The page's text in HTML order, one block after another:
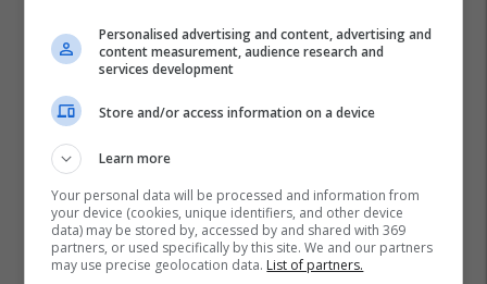
Personalised advertising and content, advertising and
content measurement, audience research and
services development
Store and/or access information on a device
Learn more
Your personal data will be processed and information from
your device (cookies, unique identifiers, and other device
data) may be stored by, accessed by and shared with 369
partners, or used specifically by this site. We and our partners
may use precise geolocation data. List of partners.